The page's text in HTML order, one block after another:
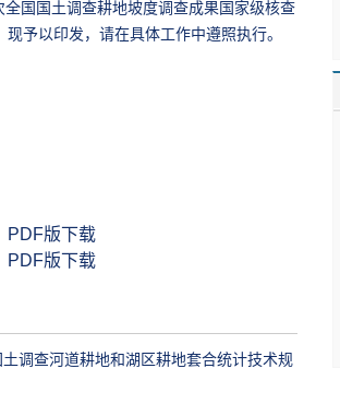
国国土调查耕地坡度调查成果国家级核查
予以印发，请在具体工作中遵照执行。
PDF版下载
PDF版下载
调查河道耕地和湖区耕地套合统计技术规